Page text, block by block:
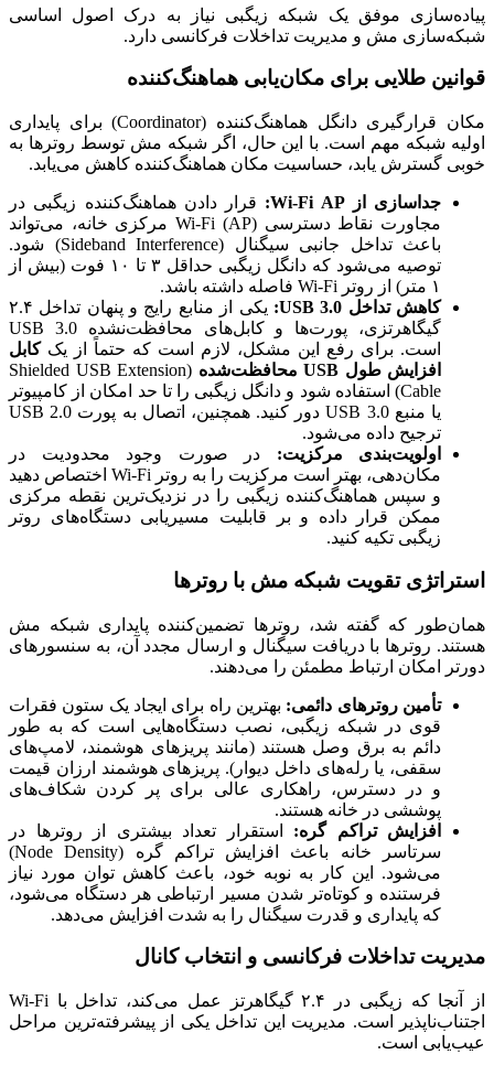
پیاده‌سازی موفق یک شبکه زیگبی نیاز به درک اصول اساسی
شبکه‌سازی مش و مدیریت تداخلات فرکانسی دارد.
قوانین طلایی برای مکان‌یابی هماهنگ‌کننده
مکان قرارگیری دانگل هماهنگ‌کننده (Coordinator) برای پایداری
اولیه شبکه مهم است. با این حال، اگر شبکه مش توسط روترها به
خوبی گسترش یابد، حساسیت مکان هماهنگ‌کننده کاهش می‌یابد.
جداسازی از Wi-Fi AP:
قرار دادن هماهنگ‌کننده زیگبی در
مجاورت نقاط دسترسی Wi-Fi (AP) مرکزی خانه، می‌تواند
باعث تداخل جانبی سیگنال (Sideband Interference) شود.
توصیه می‌شود که دانگل زیگبی حداقل ۳ تا ۱۰ فوت (بیش از
۱ متر) از روتر Wi-Fi فاصله داشته باشد.
کاهش تداخل USB 3.0:
یکی از منابع رایج و پنهان تداخل ۲.۴
گیگاهرتزی، پورت‌ها و کابل‌های محافظت‌نشده USB 3.0
است. برای رفع این مشکل، لازم است که حتماً از یککابل
افزایش طول USB محافظت‌شده
(Shielded USB Extension
Cable) استفاده شود و دانگل زیگبی را تا حد امکان از کامپیوتر
یا منبع USB 3.0 دور کنید. همچنین، اتصال به پورت USB 2.0
ترجیح داده می‌شود.
اولویت‌بندی مرکزیت: در صورت وجود محدودیت در
مکان‌دهی، بهتر است مرکزیت را به روتر Wi-Fi اختصاص دهید
و سپس هماهنگ‌کننده زیگبی را در نزدیک‌ترین نقطه مرکزی
ممکن قرار داده و بر قابلیت مسیریابی دستگاه‌های روتر
زیگبی تکیه کنید.
استراتژی تقویت شبکه مش با روترها
همان‌طور که گفته شد، روترها تضمین‌کننده پایداری شبکه مش
هستند. روترها با دریافت سیگنال و ارسال مجدد آن، به سنسورهای
دورتر امکان ارتباط مطمئن را می‌دهند.
تأمین روترهای دائمی: بهترین راه برای ایجاد یک ستون فقرات
قوی در شبکه زیگبی، نصب دستگاه‌هایی است که به طور
دائم به برق وصل هستند (مانند پریزهای هوشمند، لامپ‌های
سقفی، یا رله‌های داخل دیوار). پریزهای هوشمند ارزان قیمت
و در دسترس، راهکاری عالی برای پر کردن شکاف‌های
پوششی در خانه هستند.
افزایش تراکم گره: استقرار تعداد بیشتری از روترها در
سرتاسر خانه باعث افزایش تراکم گره (Node Density)
می‌شود. این کار به نوبه خود، باعث کاهش توان مورد نیاز
فرستنده و کوتاه‌تر شدن مسیر ارتباطی هر دستگاه می‌شود،
که پایداری و قدرت سیگنال را به شدت افزایش می‌دهد.
مدیریت تداخلات فرکانسی و انتخاب کانال
از آنجا که زیگبی در ۲.۴ گیگاهرتز عمل می‌کند، تداخل با Wi-Fi
اجتناب‌ناپذیر است. مدیریت این تداخل یکی از پیشرفته‌ترین مراحل
عیب‌یابی است.